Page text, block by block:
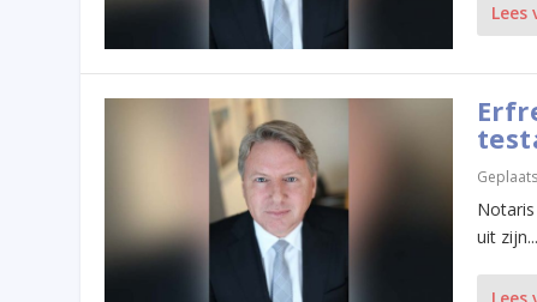
Lees
uit zijn...